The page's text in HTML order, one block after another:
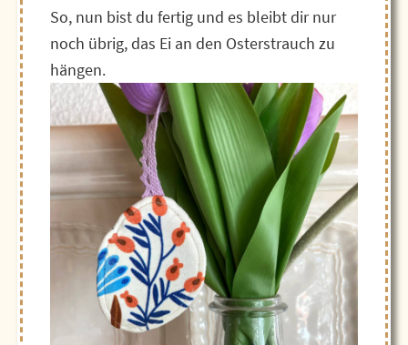
So, nun bist du fertig und es bleibt dir nur
noch übrig, das Ei an den Osterstrauch zu
hängen.